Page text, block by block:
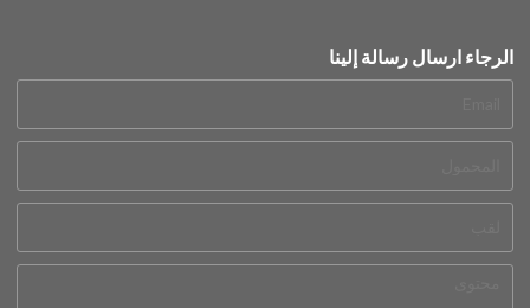
الرجاء ارسال رسالة إلينا